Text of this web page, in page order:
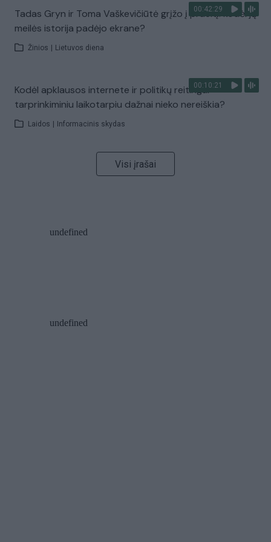
00:42:29
Tadas Gryn ir Toma Vaškevičiūtė grįžo į praeitį: kodėl jų
meilės istorija padėjo ekrane?
Žinios Lietuvos diena
00:10:21
Kodėl apklausos internete ir politikų reitingai
tarprinkiminiu laikotarpiu dažnai nieko nereiškia?
Laidos Informacinis skydas
Visi įrašai